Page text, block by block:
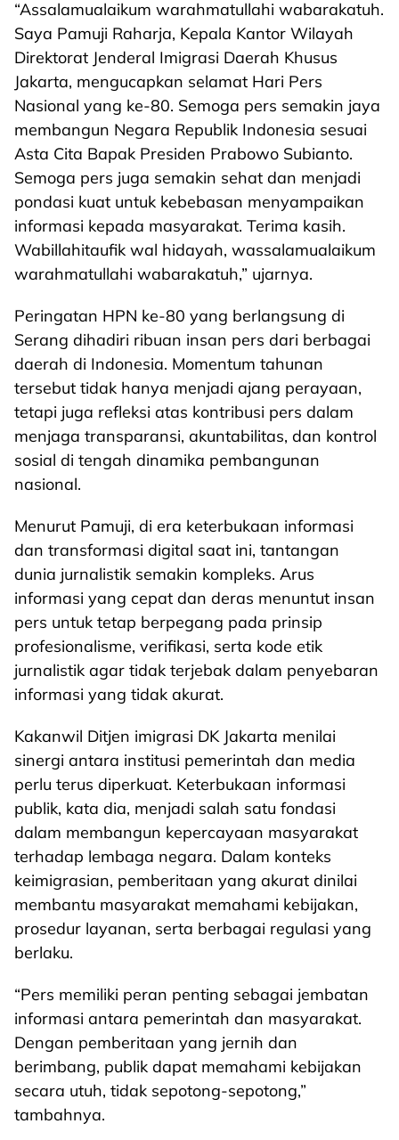
“Assalamualaikum warahmatullahi wabarakatuh.
Saya Pamuji Raharja, Kepala Kantor Wilayah
Direktorat Jenderal Imigrasi Daerah Khusus
Jakarta, mengucapkan selamat Hari Pers
Nasional yang ke-80. Semoga pers semakin jaya
membangun Negara Republik Indonesia sesuai
Asta Cita Bapak Presiden Prabowo Subianto.
Semoga pers juga semakin sehat dan menjadi
pondasi kuat untuk kebebasan menyampaikan
informasi kepada masyarakat. Terima kasih.
Wabillahitaufik wal hidayah, wassalamualaikum
warahmatullahi wabarakatuh,” ujarnya.
Peringatan HPN ke-80 yang berlangsung di
Serang dihadiri ribuan insan pers dari berbagai
daerah di Indonesia. Momentum tahunan
tersebut tidak hanya menjadi ajang perayaan,
tetapi juga refleksi atas kontribusi pers dalam
menjaga transparansi, akuntabilitas, dan kontrol
sosial di tengah dinamika pembangunan
nasional.
Menurut Pamuji, di era keterbukaan informasi
dan transformasi digital saat ini, tantangan
dunia jurnalistik semakin kompleks. Arus
informasi yang cepat dan deras menuntut insan
pers untuk tetap berpegang pada prinsip
profesionalisme, verifikasi, serta kode etik
jurnalistik agar tidak terjebak dalam penyebaran
informasi yang tidak akurat.
Kakanwil Ditjen imigrasi DK Jakarta menilai
sinergi antara institusi pemerintah dan media
perlu terus diperkuat. Keterbukaan informasi
publik, kata dia, menjadi salah satu fondasi
dalam membangun kepercayaan masyarakat
terhadap lembaga negara. Dalam konteks
keimigrasian, pemberitaan yang akurat dinilai
membantu masyarakat memahami kebijakan,
prosedur layanan, serta berbagai regulasi yang
berlaku.
“Pers memiliki peran penting sebagai jembatan
informasi antara pemerintah dan masyarakat.
Dengan pemberitaan yang jernih dan
berimbang, publik dapat memahami kebijakan
secara utuh, tidak sepotong-sepotong,”
tambahnya.